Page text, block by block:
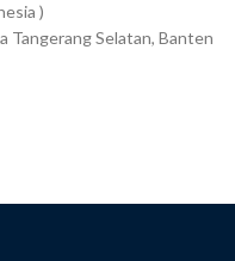
)
Tangerang Selatan, Banten